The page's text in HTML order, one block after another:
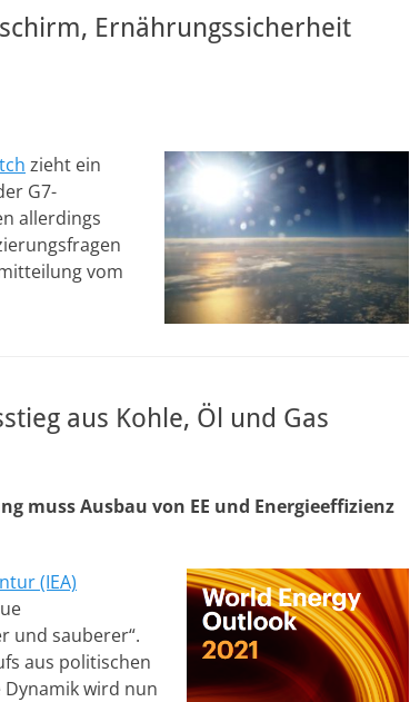
Ernährungssicherheit
zieht ein
G7-
allerdings
vom
aus Kohle, Öl und Gas
muss Ausbau von EE und Energieeffizienz
(IEA)
und sauberer“.
aus politischen
wird nun